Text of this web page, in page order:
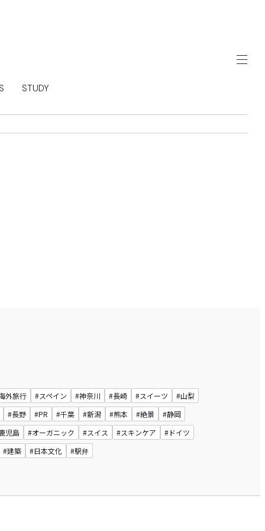
STUDY
外旅行 #スペイン #神奈川 #長崎 #スイーツ
#山梨
#長野 #PR #千葉 #新潟 #熊本 #絶景
#静岡
児島 #オーガニック #スイス #スキンケア
#ドイツ
#建築 #日本文化 #駅弁